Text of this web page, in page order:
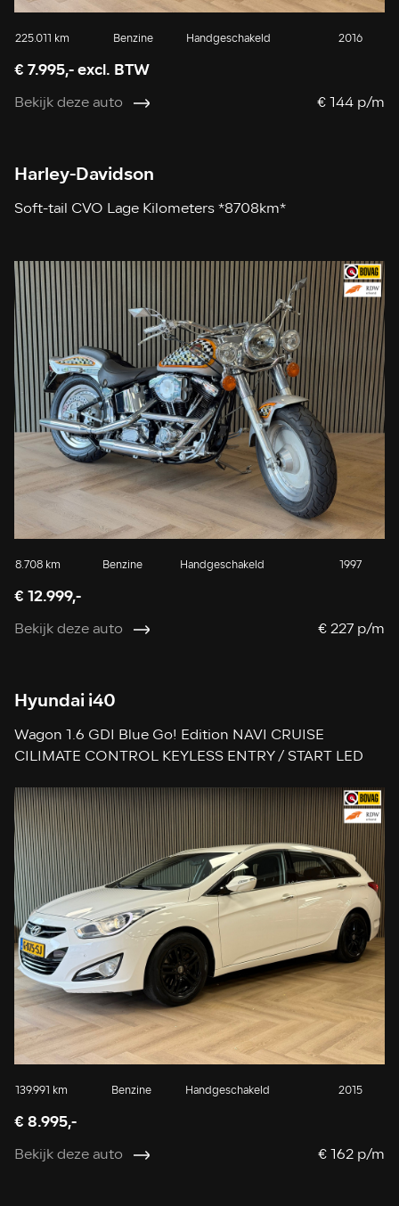
225.011 km Benzine Handgeschakeld 2016
€ 7.995,- excl. BTW
Bekijk deze auto € 144 p/m
Harley-Davidson
Soft-tail CVO Lage Kilometers *8708km*
8.708 km Benzine Handgeschakeld 1997
€ 12.999,-
Bekijk deze auto € 227 p/m
Hyundai i40
Wagon 1.6 GDI Blue Go! Edition NAVI CRUISE
CILIMATE CONTROL KEYLESS ENTRY / START LED
139.991 km Benzine Handgeschakeld 2015
€ 8.995,-
Bekijk deze auto € 162 p/m